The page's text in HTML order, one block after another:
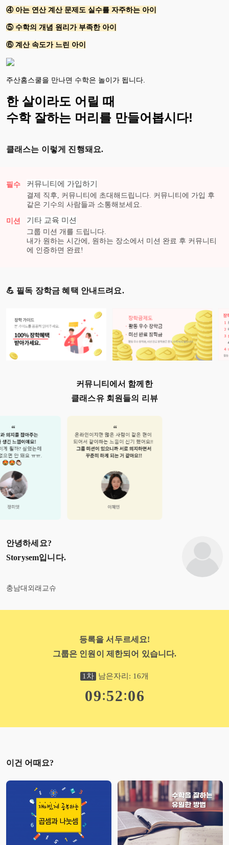
④ 아는 연산 계산 문제도 실수를 자주하는 아이
⑤ 수학의 개념 원리가 부족한 아이
⑥ 계산 속도가 느린 아이
주산홈스쿨을 만나면 수학은 놀이가 됩니다.
한 살이라도 어릴 때
수학 잘하는 머리를 만들어봅시다!
클래스는 이렇게 진행돼요.
필수 커뮤니티에 가입하기
결제 직후, 커뮤니티에 초대해드립니다. 커뮤니티에 가입 후
같은 기수의 사람들과 소통해보세요.
미션 기타 교육 미션
그룹 미션 개를 드립니다.
내가 원하는 시간에, 원하는 장소에서 미션 완료 후 커뮤니티
에 인증하면 완료!
💪 필독 장학금 혜택 안내드려요.
커뮤니티에서 함께한
클래스유 회원들의 리뷰
안녕하세요?
Storysem입니다.
충남대외래교슈
등록을 서두르세요!
그룹은 인원이 제한되어 있습니다.
1 차 남은자리: 16개
09:52:05
이건 어때요?